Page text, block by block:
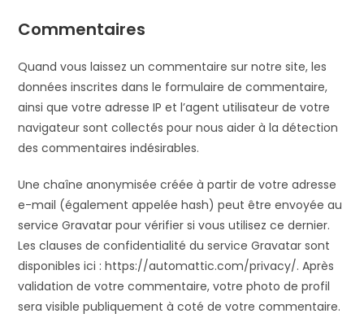
Commentaires
Quand vous laissez un commentaire sur notre site, les
données inscrites dans le formulaire de commentaire,
ainsi que votre adresse IP et l’agent utilisateur de votre
navigateur sont collectés pour nous aider à la détection
des commentaires indésirables.
Une chaîne anonymisée créée à partir de votre adresse
e-mail (également appelée hash) peut être envoyée au
service Gravatar pour vérifier si vous utilisez ce dernier.
Les clauses de confidentialité du service Gravatar sont
disponibles ici : https://automattic.com/privacy/. Après
validation de votre commentaire, votre photo de profil
sera visible publiquement à coté de votre commentaire.